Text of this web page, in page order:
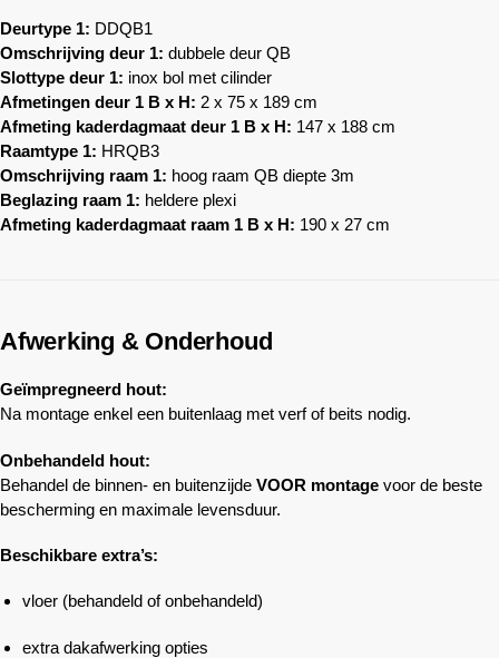
Deurtype 1: DDQB1
Omschrijving deur 1: dubbele deur QB
Slottype deur 1: inox bol met cilinder
Afmetingen deur 1 B x H: 2 x 75 x 189 cm
Afmeting kaderdagmaat deur 1 B x H: 147 x 188 cm
Raamtype 1: HRQB3
Omschrijving raam 1: hoog raam QB diepte 3m
Beglazing raam 1: heldere plexi
Afmeting kaderdagmaat raam 1 B x H: 190 x 27 cm
Afwerking & Onderhoud
Geïmpregneerd hout:
Na montage enkel een buitenlaag met verf of beits nodig.
Onbehandeld hout:
Behandel de binnen- en buitenzijde VOOR montage voor de beste
bescherming en maximale levensduur.
Beschikbare extra’s:
vloer (behandeld of onbehandeld)
extra dakafwerking opties